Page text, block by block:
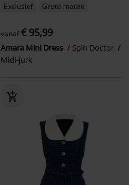
Exclusief Grote maten
vanaf€ 95,99
Amara Mini Dress
Spin Doctor
Midi-jurk